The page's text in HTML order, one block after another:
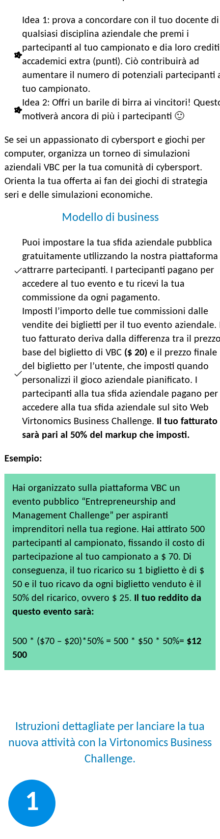
Idea 1: prova a concordare con il tuo docente di
qualsiasi disciplina aziendale che premi i
partecipanti al tuo campionato e dia loro crediti
accademici extra (punti). Ciò contribuirà ad
aumentare il numero di potenziali partecipanti
tuo campionato.
Idea 2: Offri un barile di birra ai vincitori!
motiverà ancora di più i partecipanti 🙂
Se sei un appassionato di cybersport e giochi per
computer, organizza un torneo di simulazioni
aziendali VBC per la tua comunità di cybersport.
Orienta la tua offerta ai fan dei giochi di strategia
seri e delle simulazioni economiche.
Modello di business
Puoi impostare la tua sfida aziendale pubblica
gratuitamente utilizzando la nostra piattaforma
attrarre partecipanti. I partecipanti pagano per
accedere al tuo evento e tu ricevi la tua
commissione da ogni pagamento.
Imposti l’importo delle tue commissioni dalle
vendite dei biglietti per il tuo evento aziendale.
tuo fatturato deriva dalla differenza tra il
base del biglietto di VBC ($ 20) e il prezzo finale
del biglietto per l’utente, che imposti quando
personalizzi il gioco aziendale pianificato. I
partecipanti alla tua sfida aziendale pagano per
accedere alla tua sfida aziendale sul sito Web
Virtonomics Business Challenge. Il tuo fatturato
sarà pari al 50% del markup che imposti.
Esempio:
Hai organizzato sulla piattaforma VBC un
evento pubblico “Entrepreneurship and
Management Challenge” per aspiranti
imprenditori nella tua regione. Hai attirato 500
partecipanti al campionato, fissando il costo di
partecipazione al tuo campionato a $ 70. Di
conseguenza, il tuo ricarico su 1 biglietto è di $
50 e il tuo ricavo da ogni biglietto venduto è il
50% del ricarico, ovvero $ 25. Il tuo reddito da
questo evento sarà:
500 * ($70 – $20)*50% = 500 * $50 * 50%= $12
500
Istruzioni dettagliate per lanciare la tua
nuova attività con la Virtonomics Business
Challenge.
1